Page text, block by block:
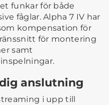
funkar för både
fåglar. Alpha 7 IV har
kompensation för
för montering
samt
anslutning
i upp till